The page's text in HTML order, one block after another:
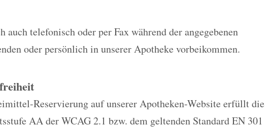
telefonisch oder per Fax während der angegebenen
oder persönlich in unserer Apotheke vorbeikommen.
Reservierung auf unserer Apotheken-Website erfüllt die
AA der WCAG 2.1 bzw. dem geltenden Standard EN 301